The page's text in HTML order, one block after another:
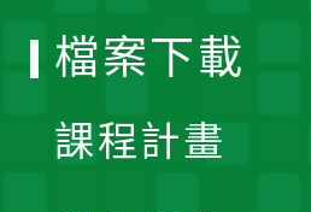
檔案下載
課程計畫